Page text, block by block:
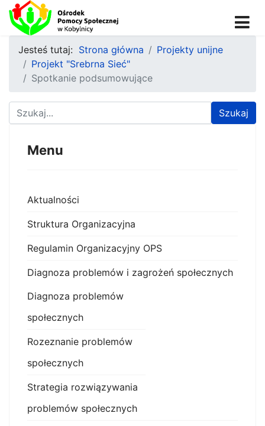
Jesteś tutaj: Strona główna
Projekty unijne
Projekt "Srebrna Sieć"
Spotkanie podsumowujące
Znajdź na stronie Szukaj
Menu
Aktualności
Struktura Organizacyjna
Regulamin Organizacyjny OPS
Diagnoza problemów i zagrożeń społecznych
Diagnoza problemów
społecznych
Rozeznanie problemów
społecznych
Strategia rozwiązywania
problemów społecznych